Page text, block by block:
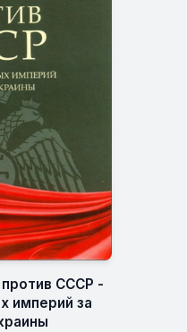
против СССР -
империй за